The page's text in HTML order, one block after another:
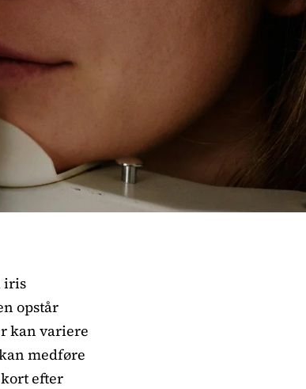
iris
opstår
kan variere
medføre
efter